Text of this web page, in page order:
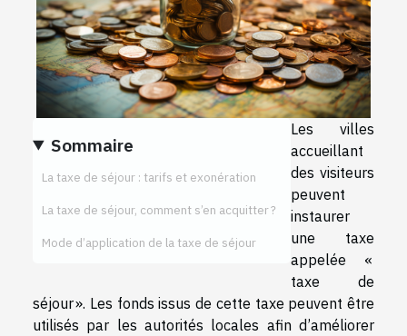
Sommaire
La taxe de séjour : tarifs et exonération
La taxe de séjour, comment s’en acquitter ?
Mode d’application de la taxe de séjour
Les villes
accueillant
des visiteurs
peuvent
instaurer
une taxe
appelée «
taxe de
séjour ». Les fonds issus de cette taxe peuvent être
utilisés par les autorités locales afin d’améliorer